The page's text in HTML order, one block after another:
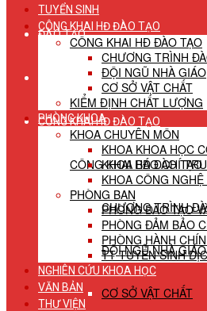
ĐÀO TẠO
TUYỂN SINH
CÔNG KHAI HĐ ĐÀO TẠO
CÔNG KHAI HĐ ĐÀO TẠO
CHƯƠNG TRÌNH
ĐỘI NGŨ NHÀ GIÁO
CƠ SỞ VẬT CHẤT
TUYỂN SINH
CÔNG KHAI HĐ ĐÀO TẠO
CÔNG KHAI HĐ ĐÀO TẠO
CHƯƠNG TRÌNH
ĐỘI NGŨ NHÀ GIÁO
CƠ SỞ VẬT CHẤT
KIỂM ĐỊNH CHẤT LƯỢNG
PHÒNG KHOA
KHOA CHUYÊN MÔN
KHOA KHOA HỌC
KHOA BÁO CHÍ
KHOA CÔNG
PHÒNG BAN
PHÒNG ĐÀO TẠO
PHÒNG ĐẢM BẢO
PHÒNG HÀNH
TT TUYỂN SINH
NGHIÊN CỨU KHOA HỌC
VĂN BẢN
THƯ VIỆN